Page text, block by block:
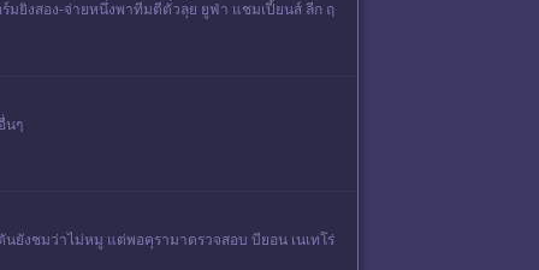
มยิงสอง-จ่ายหนึ่งพาทีมตีตั๋วลุย ยูฟ่า แชมเปี้ยนส์ ลีก ฤ
นๆ
ยังชมว่าไม่หมู แต่พอคุรามาตรวจสอบ บียอน เนเทโร่